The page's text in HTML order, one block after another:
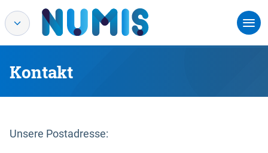
Kontakt
Unsere Postadresse: